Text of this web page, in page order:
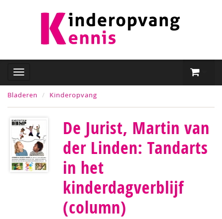
Bladeren Kinderopvang
De Jurist, Martin van
der Linden: Tandarts
in het
kinderdagverblijf
(column)